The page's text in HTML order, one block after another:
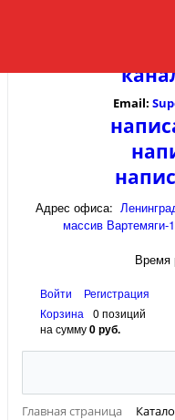
Email:
Адрес офиса:
массив
Время
Войти
Регистрация
Корзина
0 позиций
на сумму0 руб.
Главная страница